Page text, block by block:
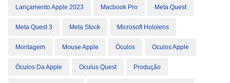
Lançamento Apple 2023 Macbook Pro Meta Quest
Meta Quest 3 Meta Stock Microsoft Hololens
Montagem Mouse Apple Óculos Oculos Apple
Óculos Da Apple Oculus Quest Produção